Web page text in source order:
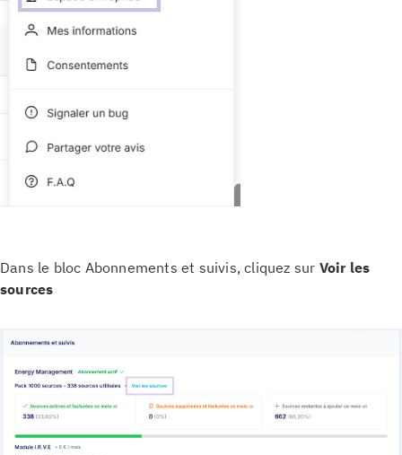
Dans le bloc Abonnements et suivis, cliquez sur Voir les
sources